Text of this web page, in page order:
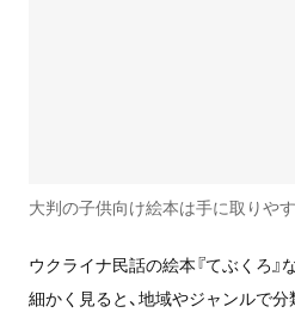
大判の子供向け絵本は手に取りや
ウクライナ民話の絵本『てぶくろ
細かく見ると、地域やジャンルで